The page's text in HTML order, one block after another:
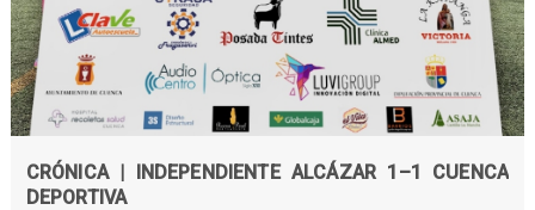
CRÓNICA | INDEPENDIENTE ALCÁZAR 1–1 CUENCA
DEPORTIVA